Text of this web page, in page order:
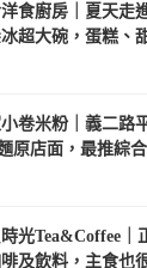
食廚房｜夏天走
超大碗，蛋糕、
卷米粉｜義二路
原店面，最推綜
光Tea&Coffee｜
及飲料，主食也